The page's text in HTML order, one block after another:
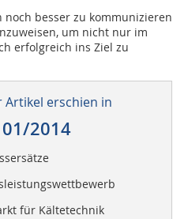
noch besser zu kommunizieren
um nicht nur im
erfolgreich ins Ziel zu
Artikel erschien in
01/2014
für Kältetechnik